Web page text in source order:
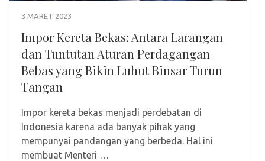
3 MARET 2023
Impor Kereta Bekas: Antara Larangan
dan Tuntutan Aturan Perdagangan
Bebas yang Bikin Luhut Binsar Turun
Tangan
Impor kereta bekas menjadi perdebatan di
Indonesia karena ada banyak pihak yang
mempunyai pandangan yang berbeda. Hal ini
membuat Menteri …